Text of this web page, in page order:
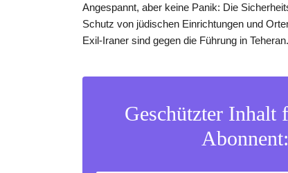
Angespannt, aber keine Panik: Die
Schutz von jüdischen Einrichtungen und
Exil-Iraner sind gegen die Führung in Teheran.
Geschützter Inhalt